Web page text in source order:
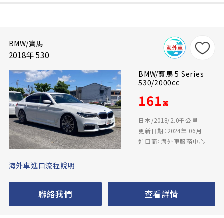
BMW/寶馬
2018年 530
BMW/寶馬 5 Series
530/2000cc
161萬
日本/2018/2.0千公里
更新日期：2024年 06月
進口商：海外車服務中心
海外車進口流程說明
聯絡我們 查看詳情